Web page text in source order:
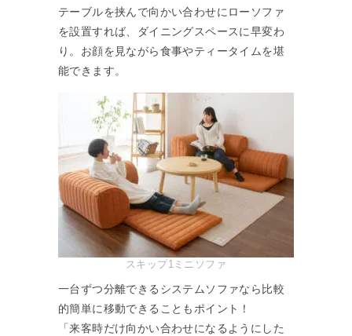
テーブルを挟んで向かい合わせにローソファ
を設置すれば、ダイニングスペースに早変わ
り。お顔を見ながら食事やティータイムを堪
能できます。
スキップ1ミニソファ
一台ずつ分離できるシステムソファなら比較
的簡単に移動できることもポイント！
「来客時だけ向かい合わせになるようにした